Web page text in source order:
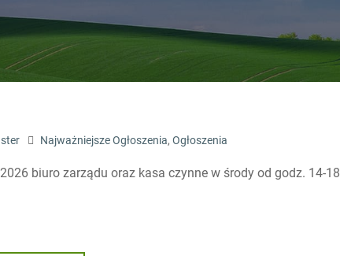
Najważniejsze Ogłoszenia, Ogłoszenia
biuro zarządu oraz kasa czynne w środy od godz. 14-18